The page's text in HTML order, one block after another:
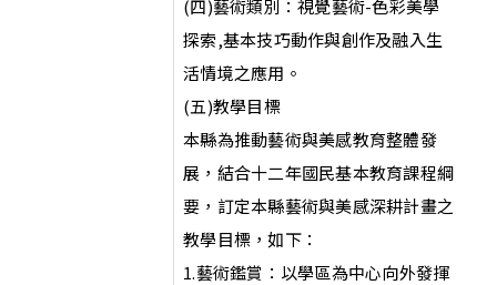
(四)藝術類別：視覺藝術-色彩美學
探索,基本技巧動作與創作及融入生
活情境之應用。
(五)教學目標
本縣為推動藝術與美感教育整體發
展，結合十二年國民基本教育課程綱
要，訂定本縣藝術與美感深耕計畫之
教學目標，如下：
1.藝術鑑賞：以學區為中心向外發揮